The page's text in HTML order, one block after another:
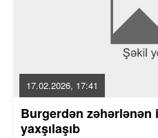
17.02.2026, 17:41
Burgerdən zəhərlənən
yaxşılaşıb